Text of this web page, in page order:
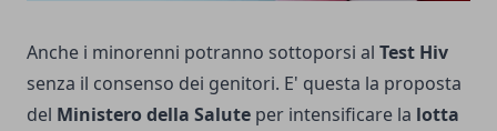
Anche i minorenni potranno sottoporsi al Test Hiv
senza il consenso dei genitori. E' questa la proposta
del Ministero della Salute per intensificare la lotta